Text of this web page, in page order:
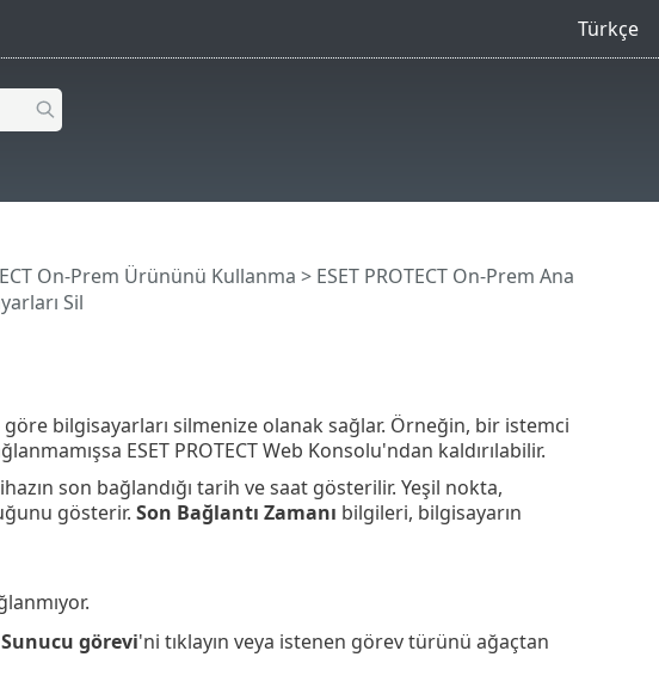
Türkçe
On-Prem Ürününü Kullanma > ESET PROTECT On-Prem Ana
Sil
bilgisayarları silmenize olanak sağlar. Örneğin, bir istemci
ESET PROTECT Web Konsolu'ndan kaldırılabilir.
son bağlandığı tarih ve saat gösterilir. Yeşil nokta,
gösterir. Son Bağlantı Zamanı bilgileri, bilgisayarın
Sunucu görevi'ni tıklayın veya istenen görev türünü ağaçtan